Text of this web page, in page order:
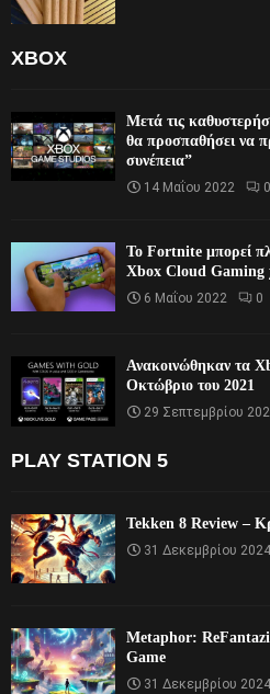
XBOX
Μετά τις
θα προσπαθήσει να
συνέπεια”
14 Μαΐου 2022 0
Το Fortnite μπορεί
Xbox Cloud Gaming
6 Μαΐου 2022 0
Ανακοινώθηκαν τα
Οκτώβριο του 2021
29 Σεπτεμβρίου
PLAY STATION 5
Tekken 8 Review –
31 Δεκεμβρίου 2024
Metaphor:
Game
31 Δεκεμβρίου 2024